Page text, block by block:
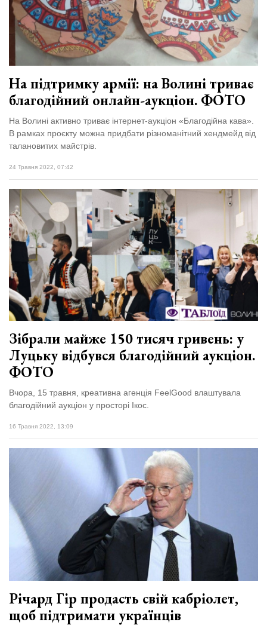
На підтримку армії: на Волині триває
благодійний онлайн-аукціон. ФОТО
На Волині активно триває інтернет-аукціон «Благодійна кава».
В рамках проєкту можна придбати різноманітний хендмейд від
талановитих майстрів.
24 Травня 2022, 07:42
Зібрали майже 150 тисяч гривень: у
Луцьку відбувся благодійний аукціон.
ФОТО
Вчора, 15 травня, креативна агенція FeelGood влаштувала
благодійний аукціон у просторі Ікос.
16 Травня 2022, 13:09
Річард Гір продасть свій кабріолет,
щоб підтримати українців